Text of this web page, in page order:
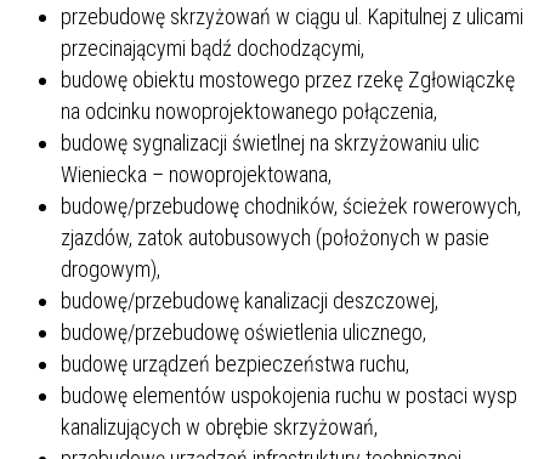
przebudowę skrzyżowań w ciągu ul. Kapitulnej z ulicami
przecinającymi bądź dochodzącymi,
budowę obiektu mostowego przez rzekę Zgłowiączkę
na odcinku nowoprojektowanego połączenia,
budowę sygnalizacji świetlnej na skrzyżowaniu ulic
Wieniecka – nowoprojektowana,
budowę/przebudowę chodników, ścieżek rowerowych,
zjazdów, zatok autobusowych (położonych w pasie
drogowym),
budowę/przebudowę kanalizacji deszczowej,
budowę/przebudowę oświetlenia ulicznego,
budowę urządzeń bezpieczeństwa ruchu,
budowę elementów uspokojenia ruchu w postaci wysp
kanalizujących w obrębie skrzyżowań,